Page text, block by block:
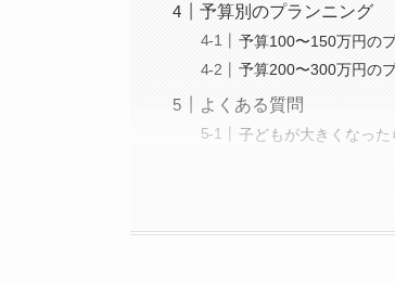
予算別のプランニング
予算100〜150万円の
予算200〜300万円の
よくある質問
子どもが大きくなっ